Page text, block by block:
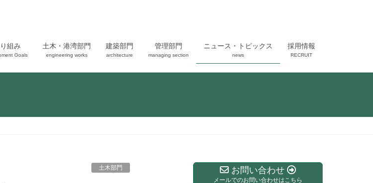
組み
Goals
土木・港湾部門
engineering works
建築部門
architecture
管理部門
managing section
ニュース・トピックス
news
採用情報
RECRUIT
土木部門 お問い合わせ
メールでのお問い合わせはこちら